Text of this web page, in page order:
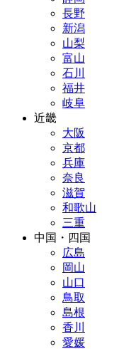
長野
新潟
山梨
富山
石川
福井
岐阜
近畿
大阪
京都
兵庫
奈良
滋賀
和歌山
三重
中国・四国
広島
岡山
山口
鳥取
島根
香川
愛媛